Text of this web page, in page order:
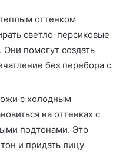
оттенком
светло-персиковые
помогут создать
без перебора с
с холодным
на оттенках с
подтонами. Это
и придать лицу